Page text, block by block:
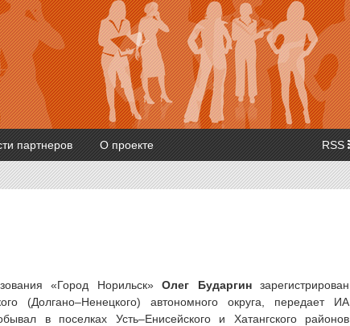
партнеров О проекте RSS
«Город Норильск» Олег Бударгин зарегистрирован
(Долгано–Ненецкого) автономного округа, передает ИА
в поселках Усть–Енисейского и Хатангского районов